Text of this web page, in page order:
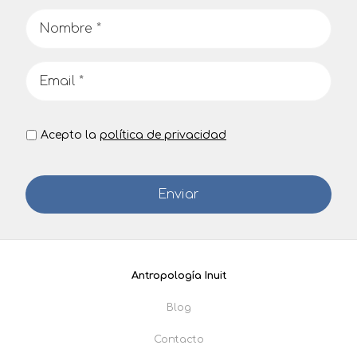
Acepto la política de privacidad
Antropología Inuit
Blog
Contacto